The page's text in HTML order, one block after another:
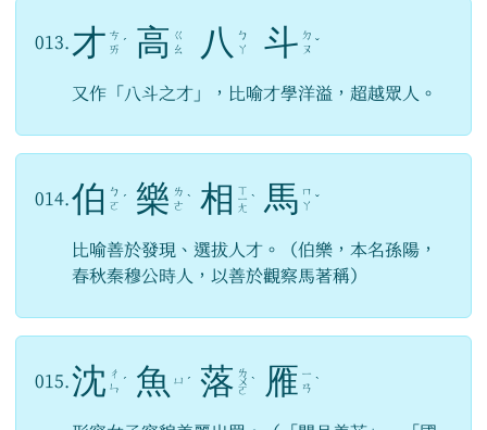
013. 才 ㄘ
ㄞ ˊ 高 ㄍ
ㄠ
八
ㄅ
ㄚ
斗 ㄉ
ㄡ ˇ
又作「八斗之才」，比喻才學洋溢，超越眾人。
014. 伯 ㄅ
ㄛ ˊ 樂 ㄌ
ㄜ ˋ 相 ㄒ
ㄧ
ㄤ
ˋ 馬 ㄇ
ㄚ ˇ
比喻善於發現、選拔人才。（伯樂，本名孫陽，
春秋秦穆公時人，以善於觀察馬著稱）
015. 沈 ㄔ
ㄣ ˊ 魚 ㄩ ˊ 落 ㄌ
ㄨ
ㄛ
ˋ 雁 ㄧ
ㄢ ˋ